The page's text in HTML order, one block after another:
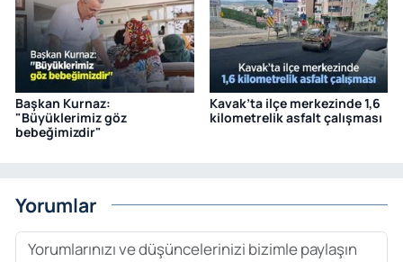
Başkan Kurnaz:
"Büyüklerimiz göz
bebeğimizdir"
Kavak’ta ilçe merkezinde 1,6
kilometrelik asfalt çalışması
Yorumlar